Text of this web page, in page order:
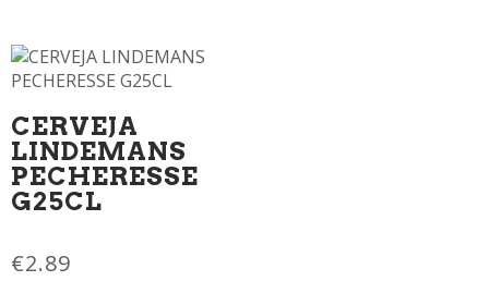
CERVEJA
LINDEMANS
PECHERESSE
G25CL
€2.89